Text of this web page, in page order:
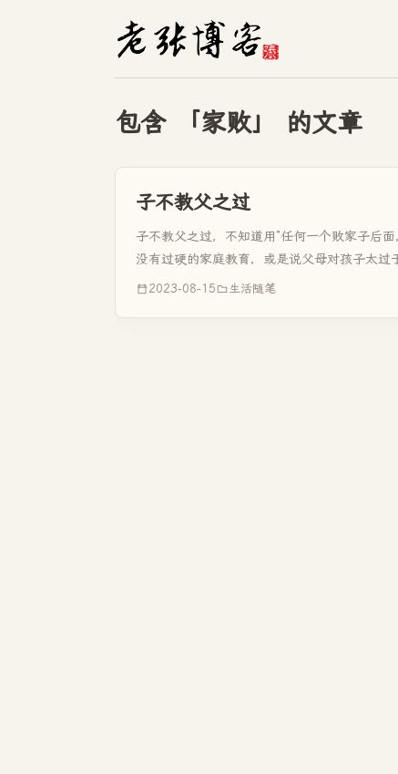
包含 「家败」 的文章
子不教父之过
子不教父之过，不知道用“任何一个败家子后
没有过硬的家庭教育，或是说父母对孩子太
的介绍。原先这个...
2023-08-15 生活随笔